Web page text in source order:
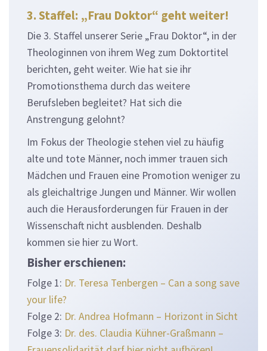
3. Staffel: „Frau Doktor“ geht weiter!
Die 3. Staffel unserer Serie „Frau Doktor“, in der
Theologinnen von ihrem Weg zum Doktortitel
berichten, geht weiter. Wie hat sie ihr
Promotionsthema durch das weitere
Berufsleben begleitet? Hat sich die
Anstrengung gelohnt?
Im Fokus der Theologie stehen viel zu häufig
alte und tote Männer, noch immer trauen sich
Mädchen und Frauen eine Promotion weniger zu
als gleichaltrige Jungen und Männer. Wir wollen
auch die Herausforderungen für Frauen in der
Wissenschaft nicht ausblenden. Deshalb
kommen sie hier zu Wort.
Bisher erschienen:
Folge 1: Dr. Teresa Tenbergen – Can a song save
your life?
Folge 2: Dr. Andrea Hofmann – Horizont in Sicht
Folge 3: Dr. des. Claudia Kühner-Graßmann –